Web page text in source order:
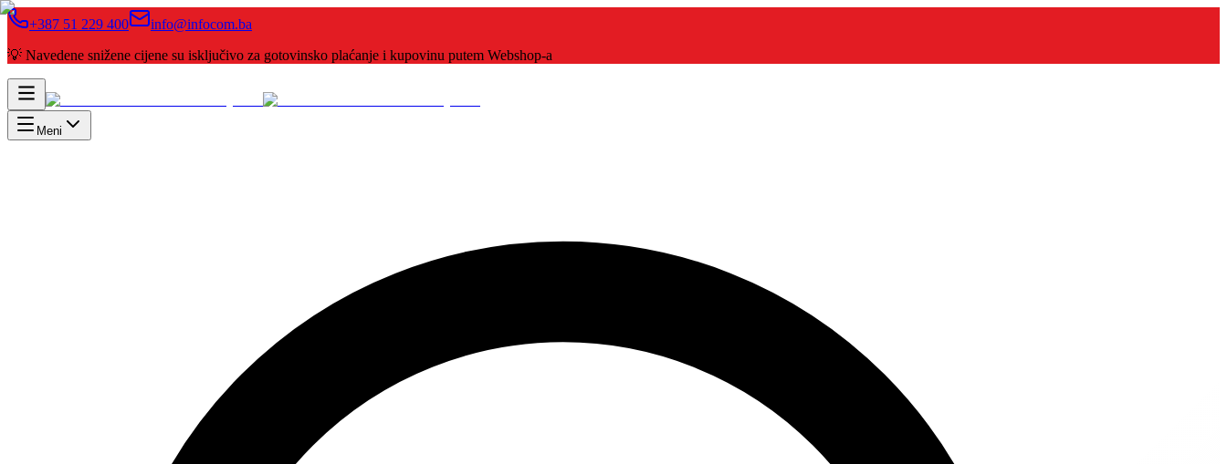
+387 51 229 400
info@infocom.ba
💡 Navedene snižene cijene su isključivo za gotovinsko plaćanje i kupovinu putem Webshop-a
Meni